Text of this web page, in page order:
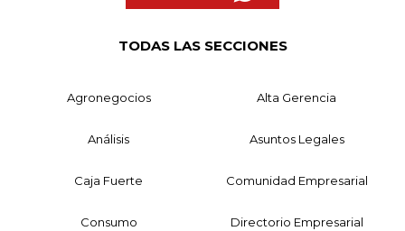
TODAS LAS SECCIONES
Agronegocios Alta Gerencia
Análisis Asuntos Legales
Caja Fuerte Comunidad Empresarial
Consumo Directorio Empresarial